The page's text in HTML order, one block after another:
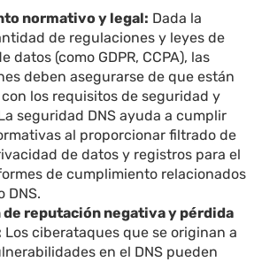
normativo y legal: Dada la
de regulaciones y leyes de
datos (como GDPR, CCPA), las
deben asegurarse de que están
los requisitos de seguridad y
seguridad DNS ayuda a cumplir
al proporcionar filtrado de
de datos y registros para el
de cumplimiento relacionados
DNS.
reputación negativa y pérdida
Los ciberataques que se originan a
en el DNS pueden